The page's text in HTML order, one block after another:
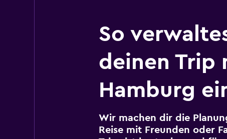
So
deinen Trip
Hamburg
Wir machen dir die
Reise mit Freunden oder